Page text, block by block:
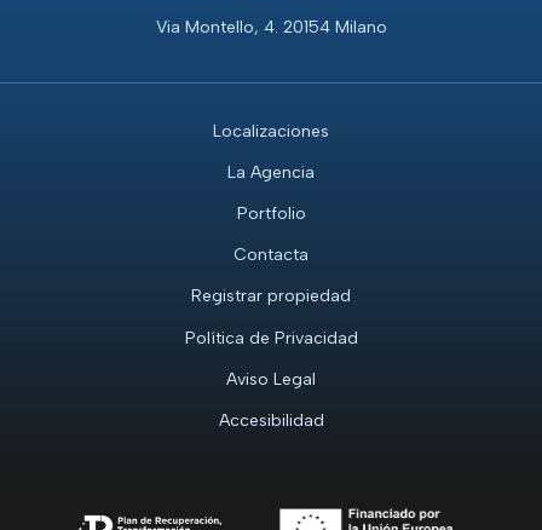
Via Montello, 4. 20154 Milano
Localizaciones
La Agencia
Portfolio
Contacta
Registrar propiedad
Política de Privacidad
Aviso Legal
Accesibilidad